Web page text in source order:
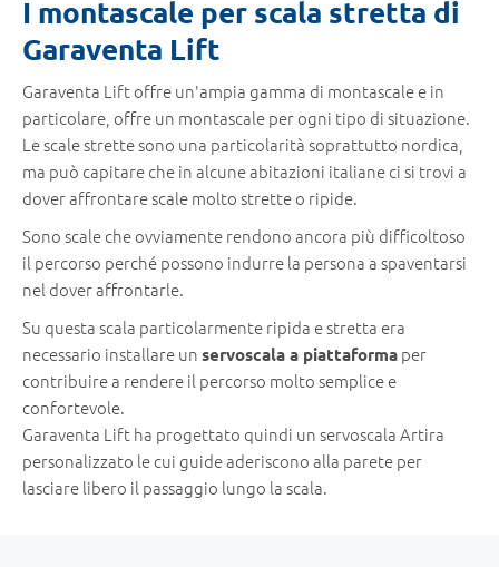
I montascale per scala stretta di
Garaventa Lift
Garaventa Lift offre un'ampia gamma di montascale e in
particolare, offre un montascale per ogni tipo di situazione.
Le scale strette sono una particolarità soprattutto nordica,
ma può capitare che in alcune abitazioni italiane ci si trovi a
dover affrontare scale molto strette o ripide.
Sono scale che ovviamente rendono ancora più difficoltoso
il percorso perché possono indurre la persona a spaventarsi
nel dover affrontarle.
Su questa scala particolarmente ripida e stretta era
necessario installare un servoscala a piattaforma per
contribuire a rendere il percorso molto semplice e
confortevole.
Garaventa Lift ha progettato quindi un servoscala Artira
personalizzato le cui guide aderiscono alla parete per
lasciare libero il passaggio lungo la scala.